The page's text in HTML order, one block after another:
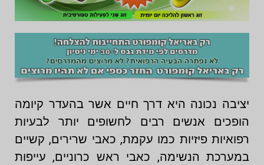
יציבה נכונה היא דרך חיים אשר בהעדר קיומה
הופכים אנשים רבים לחשופים יותר לבעיות
רפואיות פיזיות כמו עקמת, כאבי שרירים, קשיים
במערכת הנשימה, כאבי ראש כרוניים, עייפות